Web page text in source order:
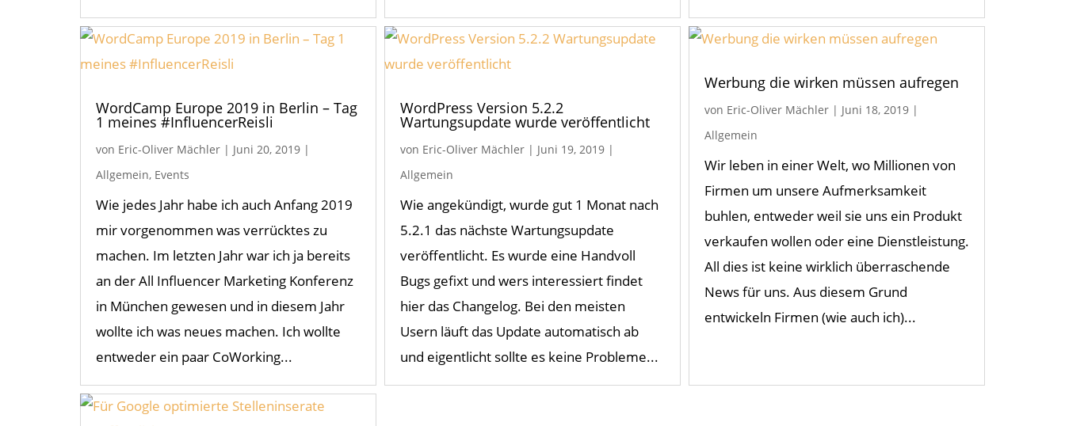
WordCamp Europe 2019 in Berlin – Tag
1 meines #InfluencerReisli
von Eric-Oliver Mächler| Juni 20, 2019|
Allgemein, Events
Wie jedes Jahr habe ich auch Anfang 2019
mir vorgenommen was verrücktes zu
machen. Im letzten Jahr war ich ja bereits
an der All Influencer Marketing Konferenz
in München gewesen und in diesem Jahr
wollte ich was neues machen. Ich wollte
entweder ein paar CoWorking...
WordPress Version 5.2.2
Wartungsupdate wurde veröffentlicht
von Eric-Oliver Mächler| Juni 19, 2019|
Allgemein
Wie angekündigt, wurde gut 1 Monat nach
5.2.1 das nächste Wartungsupdate
veröffentlicht. Es wurde eine Handvoll
Bugs gefixt und wers interessiert findet
hier das Changelog. Bei den meisten
Usern läuft das Update automatisch ab
und eigentlicht sollte es keine Probleme...
Werbung die wirken müssen aufregen
von Eric-Oliver Mächler | Juni 18, 2019 |
Allgemein
Wir leben in einer Welt, wo Millionen von
Firmen um unsere Aufmerksamkeit
buhlen, entweder weil sie uns ein Produkt
verkaufen wollen oder eine Dienstleistung.
All dies ist keine wirklich überraschende
News für uns. Aus diesem Grund
entwickeln Firmen (wie auch ich)...